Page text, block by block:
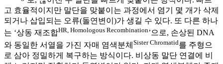
고 효율적이지만 말단을 맞붙이는 과정에서 염기 몇 개가 삭제
되거나 삽입되는 오류(돌연변이)가 생길 수 있다. 또 다른 하나
는 ‘상동 재조합HR, Homologous Recombination’으로, 손상된 DNA
와 동일한 서열을 가진 자매 염색분체 Sister Chromatid를 주형으
로 삼아 정밀하게 복구하는 방식이다. 비상동 말단 연결에 비